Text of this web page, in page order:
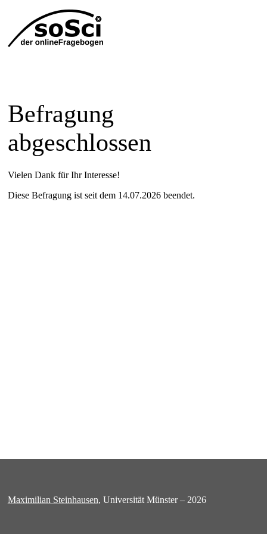
Befragung
abgeschlossen
Vielen Dank für Ihr Interesse!
Diese Befragung ist seit dem 14.07.2026 beendet.
Maximilian Steinhausen, Universität Münster – 2026